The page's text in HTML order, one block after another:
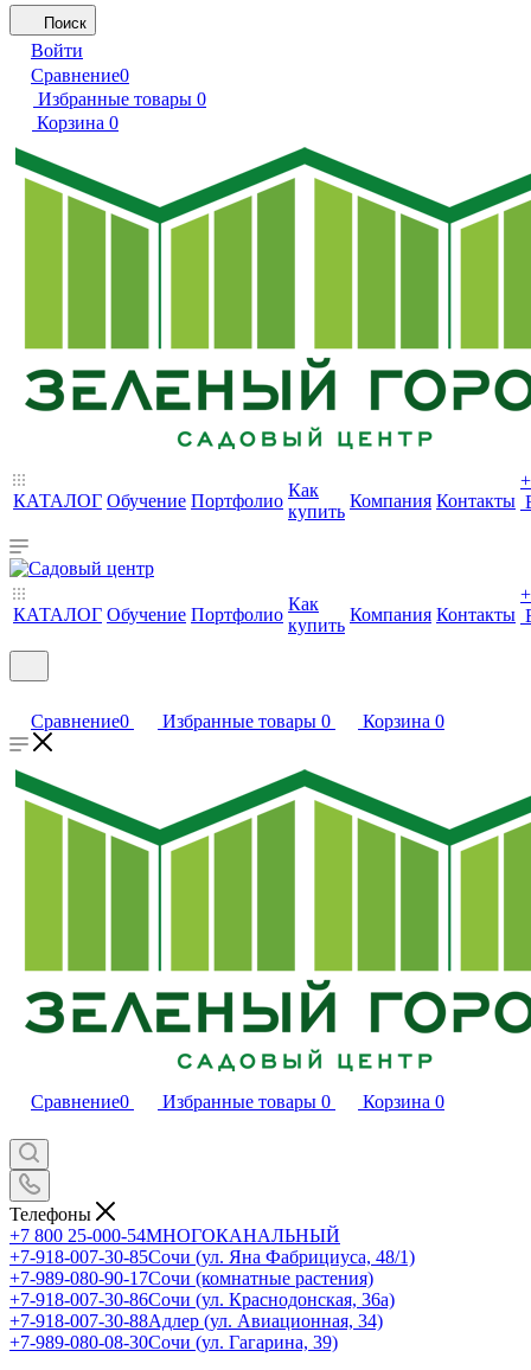
Поиск
Войти
Сравнение0
Избранные товары 0
Корзина 0
КАТАЛОГ Обучение Портфолио
Как
купить
Компания Контакты
+
КАТАЛОГ Обучение Портфолио
Как
купить
Компания Контакты
+
Сравнение0 Избранные товары 0 Корзина 0
Сравнение0 Избранные товары 0 Корзина 0
Телефоны
+7 800 25-000-54МНОГОКАНАЛЬНЫЙ
+7-918-007-30-85Сочи (ул. Яна Фабрициуса, 48/1)
+7-989-080-90-17Сочи (комнатные растения)
+7-918-007-30-86Сочи (ул. Краснодонская, 36а)
+7-918-007-30-88Адлер (ул. Авиационная, 34)
+7-989-080-08-30Сочи (ул. Гагарина, 39)